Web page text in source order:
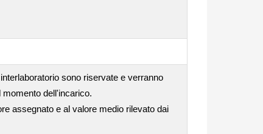
sono riservate e verranno
dell'incarico.
assegnato e al valore medio rilevato dai